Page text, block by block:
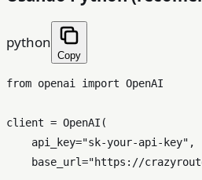
python
Copy
from openai import OpenAI
client = OpenAI(
    api_key=
"sk-your-api-key" ,
    base_url=
"https://